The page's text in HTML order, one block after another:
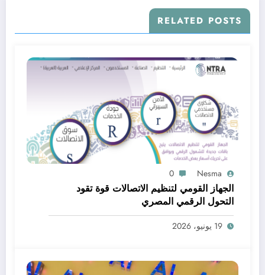
RELATED POSTS
Nesma
0
الجهاز القومي لتنظيم الاتصالات قوة تقود
التحول الرقمي المصري
19 يونيو، 2026